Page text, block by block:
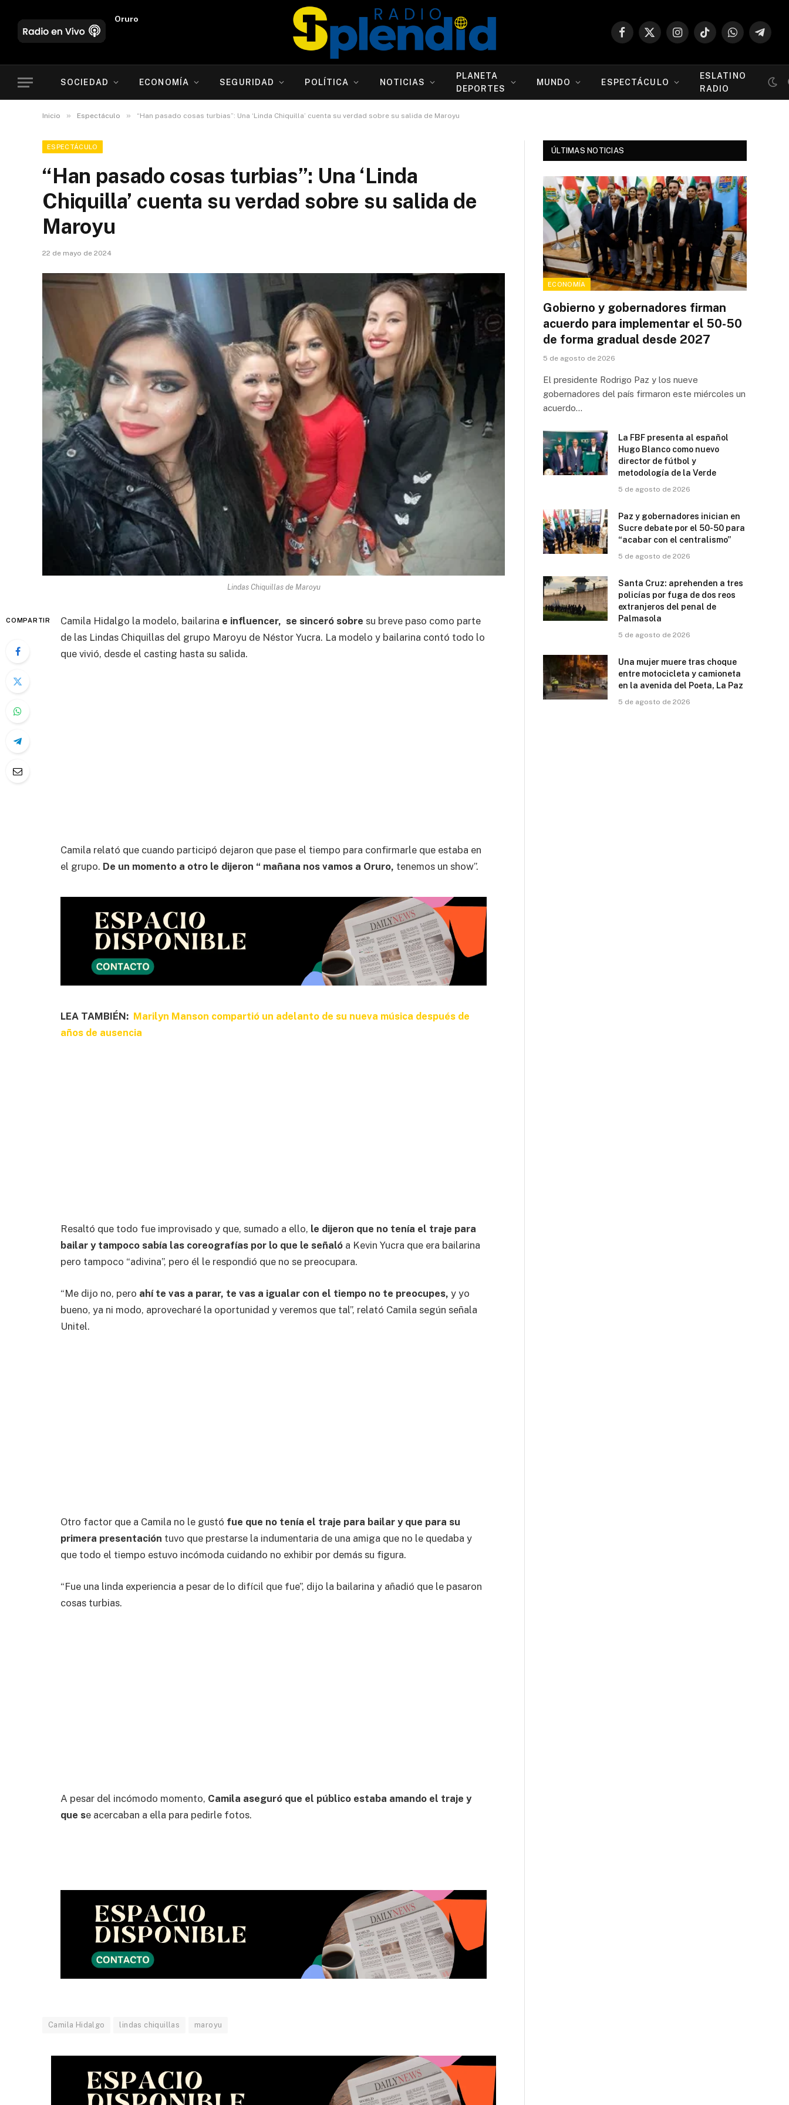
Oruro
Facebook
X
InstagramTikTokWhatsApp
SOCIEDAD ECONOMÍA SEGURIDAD POLÍTICA NOTICIAS
PLANETA
DEPORTES
MUNDO ESPECTÁCULO
ESLATINO
RADIO
Inicio » Espectáculo » “Han pasado cosas turbias”: Una ‘Linda Chiquilla’ cuenta su verdad sobre su salida de Maroyu
ESPECTÁCULO
“Han pasado cosas turbias”: Una ‘Linda
Chiquilla’ cuenta su verdad sobre su salida de
Maroyu
22 de mayo de 2024
Lindas Chiquillas de Maroyu
COMPARTIR Camila Hidalgo la modelo, bailarina e influencer, se sinceró sobre su breve paso como parte
de las Lindas Chiquillas del grupo Maroyu de Néstor Yucra. La modelo y bailarina contó todo lo
que vivió, desde el casting hasta su salida.
Camila relató que cuando participó dejaron que pase el tiempo para confirmarle que estaba en
el grupo. De un momento a otro le dijeron “ mañana nos vamos a Oruro, tenemos un show”.
LEA TAMBIÉN: Marilyn Manson compartió un adelanto de su nueva música después de
años de ausencia
Resaltó que todo fue improvisado y que, sumado a ello, le dijeron que no tenía el traje para
bailar y tampoco sabía las coreografías por lo que le señaló a Kevin Yucra que era bailarina
pero tampoco “adivina”, pero él le respondió que no se preocupara.
“Me dijo no, pero ahí te vas a parar, te vas a igualar con el tiempo no te preocupes, y yo
bueno, ya ni modo, aprovecharé la oportunidad y veremos que tal”, relató Camila según señala
Unitel.
Otro factor que a Camila no le gustó fue que no tenía el traje para bailar y que para su
primera presentación tuvo que prestarse la indumentaria de una amiga que no le quedaba y
que todo el tiempo estuvo incómoda cuidando no exhibir por demás su figura.
“Fue una linda experiencia a pesar de lo difícil que fue”, dijo la bailarina y añadió que le pasaron
cosas turbias.
A pesar del incómodo momento, Camila aseguró que el público estaba amando el traje y
que se acercaban a ella para pedirle fotos.
Camila Hidalgo lindas chiquillas maroyu
ÚLTIMAS NOTICIAS
ECONOMÍA
Gobierno y gobernadores firman
acuerdo para implementar el 50-50
de forma gradual desde 2027
5 de agosto de 2026
El presidente Rodrigo Paz y los nueve
gobernadores del país firmaron este miércoles un
acuerdo…
La FBF presenta al español
Hugo Blanco como nuevo
director de fútbol y
metodología de la Verde
5 de agosto de 2026
Paz y gobernadores inician en
Sucre debate por el 50-50 para
“acabar con el centralismo”
5 de agosto de 2026
Santa Cruz: aprehenden a tres
policías por fuga de dos reos
extranjeros del penal de
Palmasola
5 de agosto de 2026
Una mujer muere tras choque
entre motocicleta y camioneta
en la avenida del Poeta, La Paz
5 de agosto de 2026